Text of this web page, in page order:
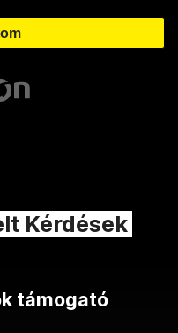
Kérdések
támogató